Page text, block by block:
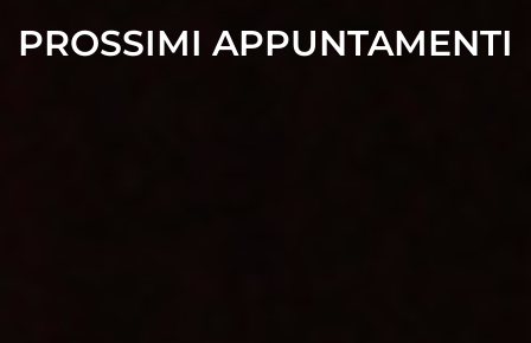
PROSSIMI APPUNTAMENTI